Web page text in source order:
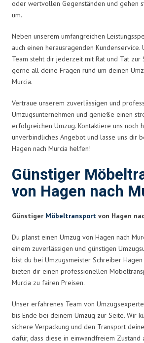
oder wertvollen Gegenständen und gehen
um.
Neben unserem umfangreichen
auch einen herausragenden Kundenservice.
Team steht dir jederzeit mit Rat und Tat
gerne all deine Fragen rund um deinen
Murcia.
Vertraue unserem zuverlässigen und
Umzugsunternehmen und genieße einen
erfolgreichen Umzug. Kontaktiere uns noch
unverbindliches Angebot und lasse uns dir
Hagen nach Murcia helfen!
Günstiger
von Hagen nach
Günstiger Möbeltransport von Hagen
Du planst einen Umzug von Hagen nach
einem zuverlässigen und günstigen
bist du bei Umzugsmeister Schreiber
bieten dir einen professionellen
Murcia zu fairen Preisen.
Unser erfahrenes Team von
bis Ende bei deinem Umzug zur Seite. Wir
sichere Verpackung und den Transport
dafür, dass diese in einwandfreiem Zustand